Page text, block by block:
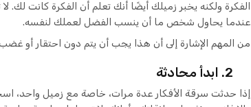
الفكرة ولكنه يخبر زميلك أيضًا أنك تعلم أن الفكرة كانت
عندما يحاول شخص ما أن ينسب الفضل لعملك لنفسه.
من المهم الإشارة إلى أن هذا يجب أن يتم دون احتقار أو
2. ابدأ محادثة
إذا حدثت سرقة الأفكار عدة مرات، خاصة مع زميل واحد،